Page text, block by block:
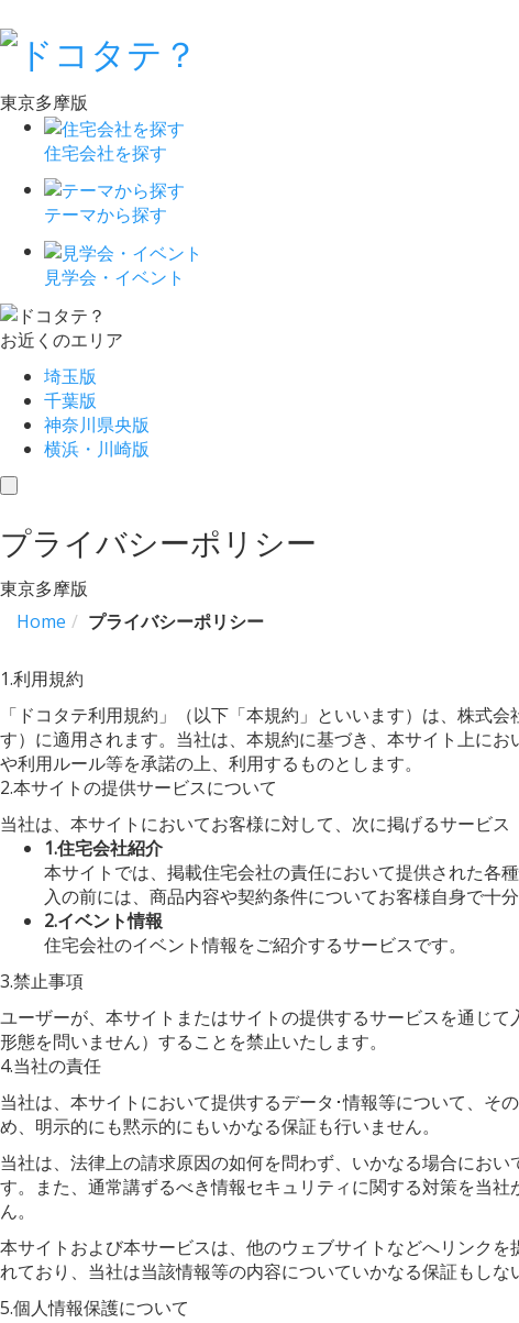
東京多摩版
住宅会社を探す
テーマから探す
見学会・イベント
お近くのエリア
埼玉版
千葉版
神奈川県央版
横浜・川崎版
toggle
プライバシーポリシー
東京多摩版
Home
プライバシーポリシー
1.利用規約
「ドコタテ利用規約」（以下「本規約」といいます）は、株式
す）に適用されます。当社は、本規約に基づき、本サイト上に
や利用ルール等を承諾の上、利用するものとします。
2.本サイトの提供サービスについて
当社は、本サイトにおいてお客様に対して、次に掲げるサービ
1.住宅会社紹介
本サイトでは、掲載住宅会社の責任において提供された各
入の前には、商品内容や契約条件についてお客様自身で十
2.イベント情報
住宅会社のイベント情報をご紹介するサービスです。
3.禁止事項
ユーザーが、本サイトまたはサイトの提供するサービスを通じ
形態を問いません）することを禁止いたします。
4.当社の責任
当社は、本サイトにおいて提供するデータ･情報等について、そ
め、明示的にも黙示的にもいかなる保証も行いません。
当社は、法律上の請求原因の如何を問わず、いかなる場合にお
す。また、通常講ずるべき情報セキュリティに関する対策を当
ん。
本サイトおよび本サービスは、他のウェブサイトなどへリンク
れており、当社は当該情報等の内容についていかなる保証もし
5.個人情報保護について